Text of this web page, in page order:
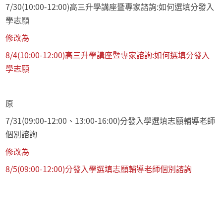
7/30(10:00-12:00)高三升學講座暨專家諮詢:如何選填分發入
學志願
修改為
8/4(10:00-12:00)高三升學講座暨專家諮詢:如何選填分發入
學志願
原
7/31(09:00-12:00、13:00-16:00)分發入學選填志願輔導老師
個別諮詢
修改為
8/5(09:00-12:00)分發入學選填志願輔導老師個別諮詢